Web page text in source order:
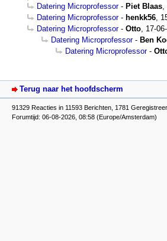
Datering Microprofessor- Piet Blaas
Datering Microprofessor- henkk56
Datering Microprofessor- Otto 17-
Datering Microprofessor- Ben
Datering Microprofessor-
Terug naar het hoofdscherm
91329 Reacties in 11593 Berichten, 1781
Forumtijd: 06-08-2026, 08:58 (Europe/Amsterdam)